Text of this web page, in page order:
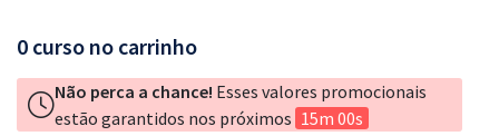
0 curso no carrinho
Não perca a chance! Esses valores promocionais
estão garantidos nos próximos 15m 00s